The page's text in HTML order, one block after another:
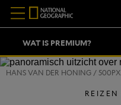
WAT IS PREMIUM?
HANS VAN DER HONING / 500PX
REIZEN